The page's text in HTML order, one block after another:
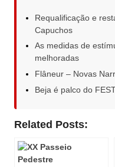
Requalificação e
Capuchos
As medidas de
melhoradas
Flâneur – Novas
Beja é palco do
Related Posts: